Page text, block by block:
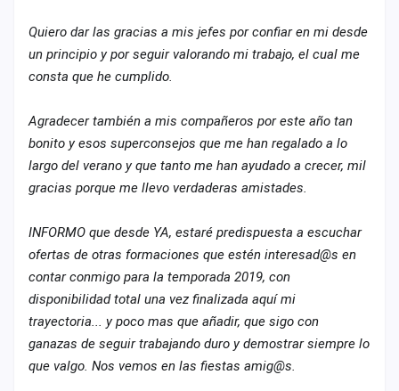
Quiero dar las gracias a mis jefes por confiar en mi desde
un principio y por seguir valorando mi trabajo, el cual me
consta que he cumplido.
Agradecer también a mis compañeros por este año tan
bonito y esos superconsejos que me han regalado a lo
largo del verano y que tanto me han ayudado a crecer, mil
gracias porque me llevo verdaderas amistades.
INFORMO que desde YA, estaré predispuesta a escuchar
ofertas de otras formaciones que estén interesad@s en
contar conmigo para la temporada 2019, con
disponibilidad total una vez finalizada aquí mi
trayectoria... y poco mas que añadir, que sigo con
ganazas de seguir trabajando duro y demostrar siempre lo
que valgo. Nos vemos en las fiestas amig@s.